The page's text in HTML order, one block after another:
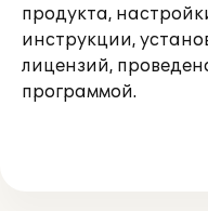
продукта,
инструкции,
лицензий,
программой.